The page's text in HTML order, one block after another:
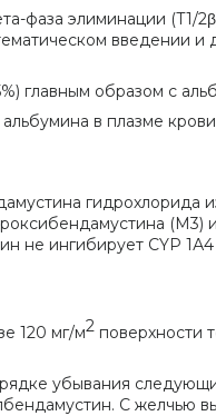
фаза элиминации (T1/
введении и
главным образом с
в плазме
гидрохлорида
(М3)
не ингибирует CYP 1А4
120 мг/м2 поверхности
убывания
С желчью